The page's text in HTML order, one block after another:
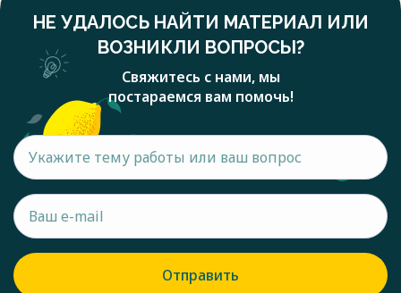
НЕ УДАЛОСЬ НАЙТИ МАТЕРИАЛ ИЛИ
ВОЗНИКЛИ ВОПРОСЫ?
Свяжитесь с нами, мы
постараемся вам помочь!
Отправить